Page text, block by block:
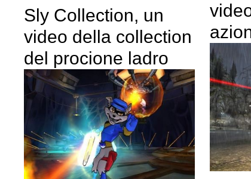
Sly Collection, un
video della collection
del procione ladro